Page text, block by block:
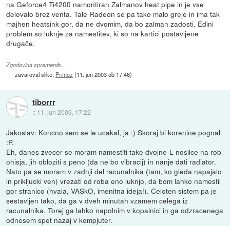
na Geforce4 Ti4200 namontiran Zalmanov heat pipe in je vse
delovalo brez venta. Tale Radeon se pa tako malo greje in ima tak
majhen heatsink gor, da ne dvomim, da bo zalman zadosti. Edini
problem so luknje za namestitev, ki so na kartici postavljene
drugače.
Zgodovina sprememb…
zavaroval slike: Primoz (11. jun 2003 ob 17:46)
tiborrr
:: 11. jun 2003, 17:22
Jakoslav: Koncno sem se le ucakal, ja :) Skoraj bi korenine pognal
:P.
Eh, danes zvecer se moram namestiti take dvojne-L nosilce na rob
ohisja, jih obloziti s peno (da ne bo vibracij) in nanje dati radiator.
Nato pa se moram v zadnji del racunalnika (tam, ko gleda napajalo
in prikljucki ven) vrezati od roba eno luknjo, da bom lahko namestil
gor stranico (hvala, VASkO, imenitna ideja!). Celoten sistem pa je
sestavljen tako, da ga v dveh minutah vzamem celega iz
racunalnika. Torej ga lahko napolnim v kopalnici in ga odzracenega
odnesem spet nazaj v kompjuter.